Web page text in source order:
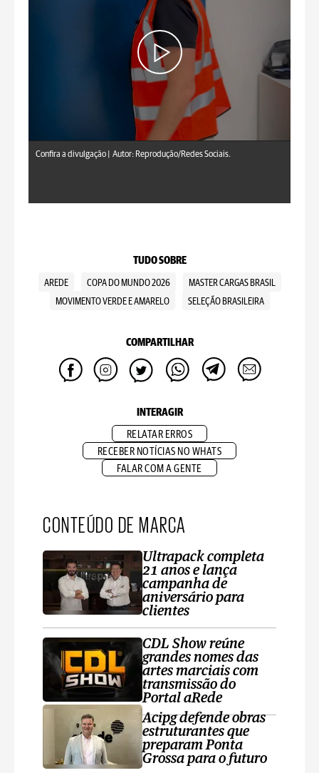
Confira a divulgação | Autor: Reprodução/Redes Sociais.
TUDO SOBRE
AREDE COPA DO MUNDO 2026
MASTER CARGAS BRASIL
MOVIMENTO VERDE E AMARELO
SELEÇÃO BRASILEIRA
COMPARTILHAR
INTERAGIR
RELATAR ERROS
RECEBER NOTÍCIAS NO WHATS
FALAR COM A GENTE
CONTEÚDO DE MARCA
Ultrapack completa
21 anos e lança
campanha de
aniversário para
clientes
CDL Show reúne
grandes nomes das
artes marciais com
transmissão do
Portal aRede
Acipg defende obras
estruturantes que
preparam Ponta
Grossa para o futuro